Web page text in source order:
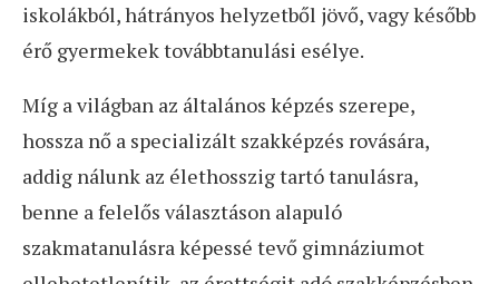
iskolákból, hátrányos helyzetből jövő, vagy később
érő gyermekek továbbtanulási esélye.
Míg a világban az általános képzés szerepe,
hossza nő a specializált szakképzés rovására,
addig nálunk az élethosszig tartó tanulásra,
benne a felelős választáson alapuló
szakmatanulásra képessé tevő gimnáziumot